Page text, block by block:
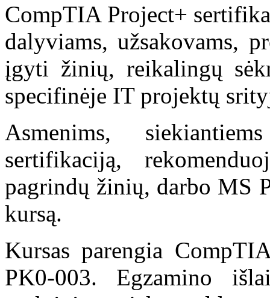
CompTIA Project+
dalyviams, užsakovams,
įgyti žinių, reikalingų
specifinėje IT projektų
Asmenims,
sertifikaciją,
pagrindų žinių, darbo MS
kursą.
Kursas parengia
PK0-003. Egzamino